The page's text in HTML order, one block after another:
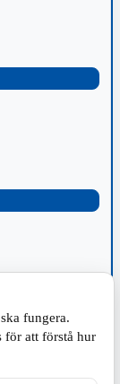
fungera.
för att förstå hur